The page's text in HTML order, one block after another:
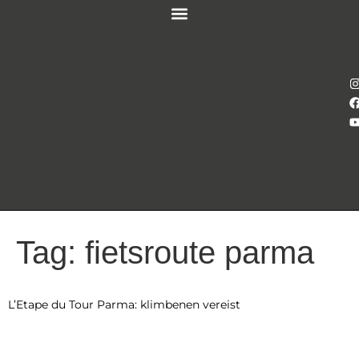
Tag: fietsroute parma
L’Etape du Tour Parma: klimbenen vereist